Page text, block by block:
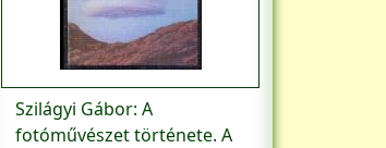
Szilágyi Gábor: A
fotóművészet története. A